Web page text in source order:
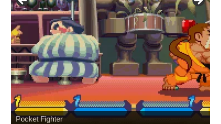
Pocket Fighter